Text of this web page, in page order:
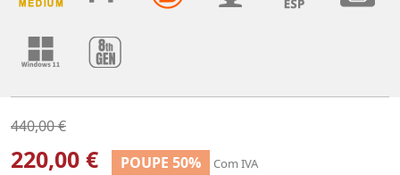
440,00 €
220,00 € POUPE 50% Com IVA